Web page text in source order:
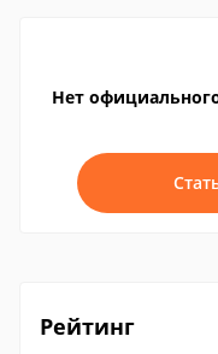
Нет
Рейтинг